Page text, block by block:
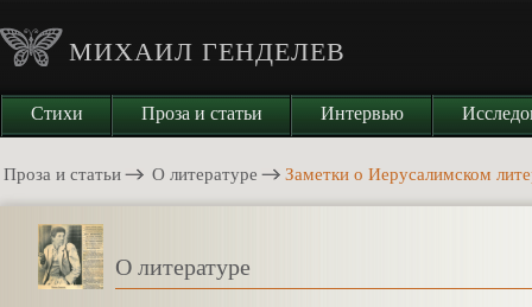
МИХАИЛ ГЕНДЕЛЕВ
Стихи Проза и статьи Интервью
Проза и статьи О литературе Заметки о Иерусалимском
О литературе